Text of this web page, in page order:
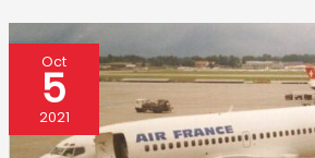
Oct
5
2021
Soirée
des
VAs